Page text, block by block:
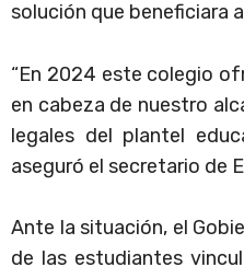
solución que beneficiara
“En 2024 este colegio
en cabeza de nuestro
legales del plantel
aseguró el secretario de
Ante la situación, el
de las estudiantes